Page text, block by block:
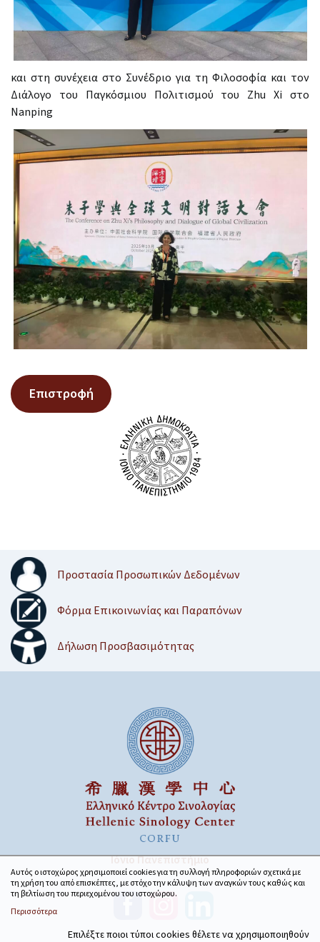
και στη συνέχεια στο Συνέδριο για τη Φιλοσοφία και τον
Διάλογο του Παγκόσμιου Πολιτισμού του Zhu Xi στο
Nanping
Επιστροφή
Προστασία Προσωπικών Δεδομένων
Φόρμα Επικοινωνίας και Παραπόνων
Δήλωση Προσβασιμότητας
Ιόνιο Πανεπιστήμιο
Αυτός ο ιστοχώρος χρησιμοποιεί cookies για τη συλλογή πληροφοριών σχετικά με
τη χρήση του από επισκέπτες, με στόχο την κάλυψη των αναγκών τους καθώς και
τη βελτίωση του περιεχομένου του ιστοχώρου.
Περισσότερα
Επιλέξτε ποιοι τύποι cookies θέλετε να χρησιμοποιηθούν